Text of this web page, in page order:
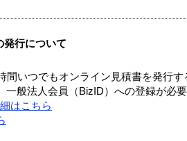
発行について
間いつでもオンライン見積書を発行す
般法人会員（BizID）への登録が必要
はこちら